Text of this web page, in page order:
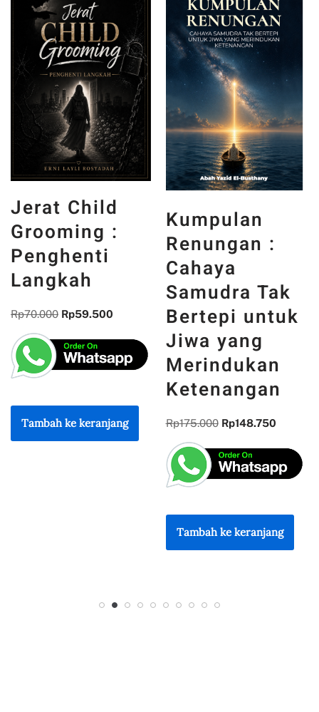
Kumpulan
Renungan :
Cahaya
Samudra Tak
Bertepi untuk
Jiwa yang
Merindukan
Rp175.000 Rp148.750
Untuk Masa
Depan :
Secercah
Kontribusi
dari Bidang
Informatika
Rp85.000 Rp72.250
Tambah ke keranjang